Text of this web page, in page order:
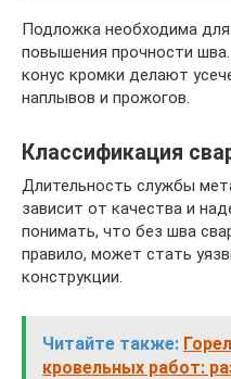
Подложка необходима
повышения прочности
конус кромки делают
наплывов и прожогов.
Классификация
Длительность службы
зависит от качества и
понимать, что без шва
правило, может стать
конструкции.
Читайте также:
кровельных работ: